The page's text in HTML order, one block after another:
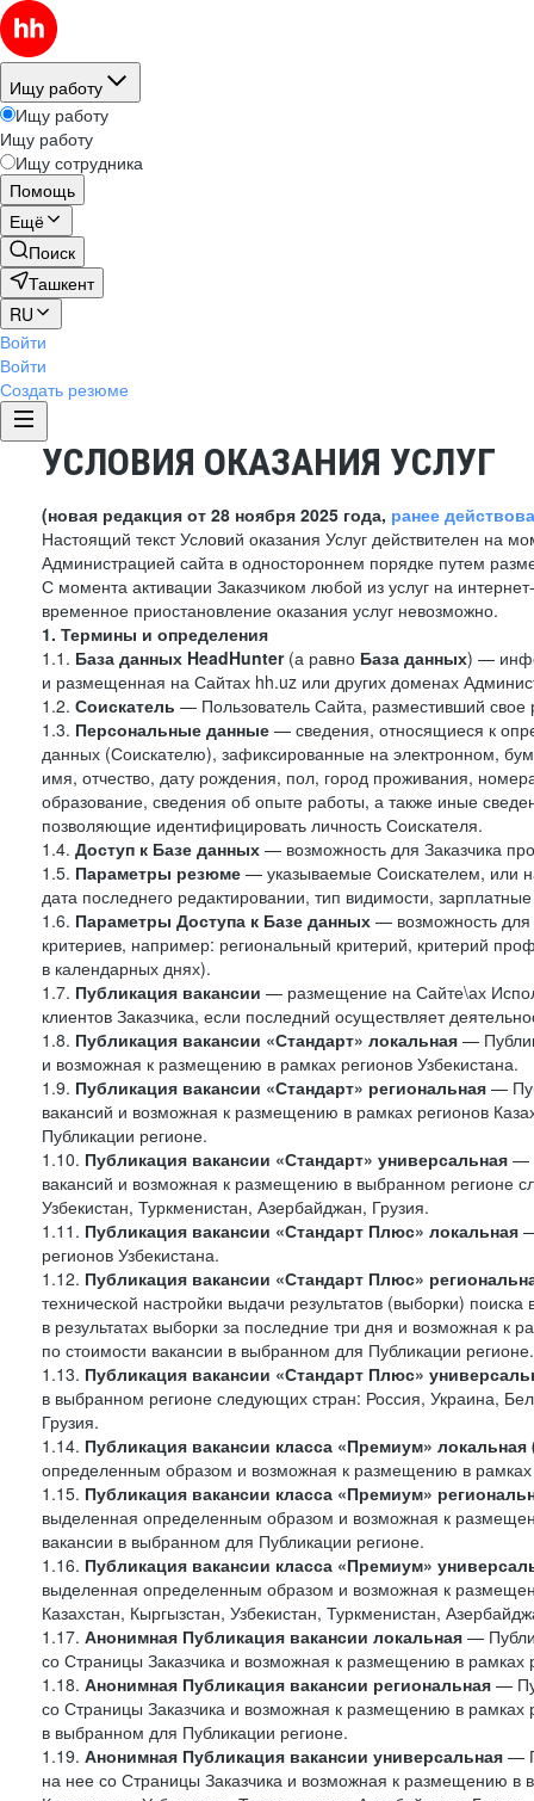
Ищу работу
Ищу работу
Ищу работу
Ищу сотрудника
Помощь
Ещё
Поиск
Ташкент
RU
Войти
Войти
Создать резюме
УСЛОВИЯ ОКАЗАНИЯ УСЛУГ
(новая редакция от 28 ноября 2025 года, ранее
Настоящий текст Условий оказания Услуг действителен на
Администрацией сайта в одностороннем порядке путем
С момента активации Заказчиком любой из услуг на
временное приостановление оказания услуг невозможно.
1. Термины и определения
1.1. База данных HeadHunter(а равно База данных) —
и размещенная на Сайтах hh.uz или других доменах
1.2. Соискатель — Пользователь Сайта, разместивший
1.3. Персональные данные — сведения, относящиеся к
данных (Соискателю), зафиксированные на электронном,
имя, отчество, дату рождения, пол, город проживания,
образование, сведения об опыте работы, а также иные
позволяющие идентифицировать личность Соискателя.
1.4. Доступ к Базе данных — возможность для Заказчика
1.5. Параметры резюме — указываемые Соискателем, или
дата последнего редактировании, тип видимости,
1.6. Параметры Доступа к Базе данных — возможность
критериев, например: региональный критерий, критерий
в календарных днях).
1.7. Публикация вакансии — размещение на Сайте\ах
клиентов Заказчика, если последний осуществляет
1.8. Публикация вакансии «Стандарт» локальная —
и возможная к размещению в рамках регионов Узбекистана.
1.9. Публикация вакансии «Стандарт» региональная —
вакансий и возможная к размещению в рамках регионов
Публикации регионе.
1.10. Публикация вакансии «Стандарт» универсальная —
вакансий и возможная к размещению в выбранном регионе
Узбекистан, Туркменистан, Азербайджан, Грузия.
1.11. Публикация вакансии «Стандарт Плюс» локальная
регионов Узбекистана.
1.12. Публикация вакансии «Стандарт Плюс»
технической настройки выдачи результатов (выборки)
в результатах выборки за последние три дня и возможная к
по стоимости вакансии в выбранном для Публикации регионе.
1.13. Публикация вакансии «Стандарт Плюс»
в выбранном регионе следующих стран: Россия, Украина,
Грузия.
1.14. Публикация вакансии класса «Премиум»
определенным образом и возможная к размещению в рамках
1.15. Публикация вакансии класса «Премиум»
выделенная определенным образом и возможная к
вакансии в выбранном для Публикации регионе.
1.16. Публикация вакансии класса «Премиум»
выделенная определенным образом и возможная к
Казахстан, Кыргызстан, Узбекистан, Туркменистан,
1.17. Анонимная Публикация вакансии локальная —
со Страницы Заказчика и возможная к размещению в рамках
1.18. Анонимная Публикация вакансии региональная —
со Страницы Заказчика и возможная к размещению в рамках
в выбранном для Публикации регионе.
1.19. Анонимная Публикация вакансии универсальная —
на нее со Страницы Заказчика и возможная к размещению в